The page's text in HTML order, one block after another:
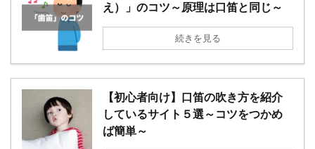
え）」のコツ～原理は口笛と同じ～
続きを見る
【初心者向け】口笛の吹き方を紹介
しているサイト５選～コツをつかめ
ば簡単～